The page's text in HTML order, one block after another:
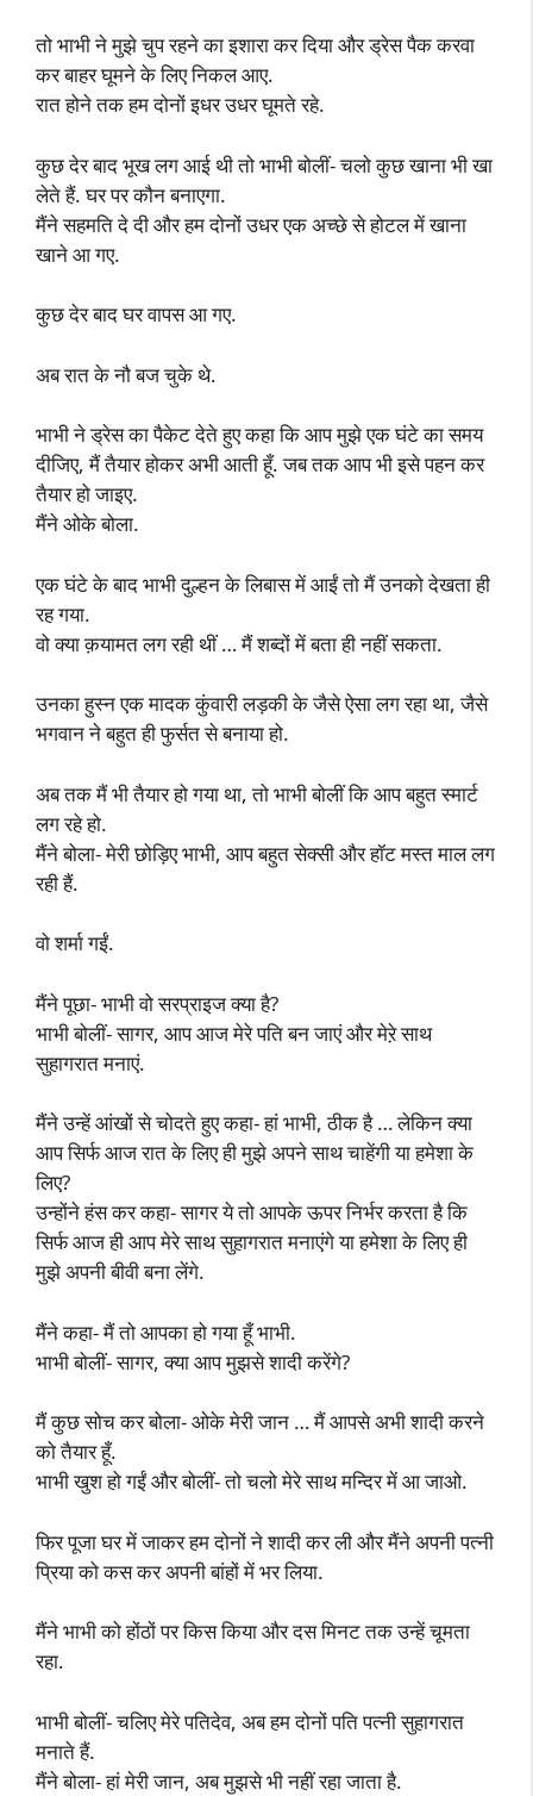
तो भाभी ने मुझे चुप रहने का इशारा कर दिया और ड्रेस पैक करवा
कर बाहर घूमने के लिए निकल आए.
रात होने तक हम दोनों इधर उधर घूमते रहे.
कुछ देर बाद भूख लग आई थी तो भाभी बोलीं- चलो कुछ खाना भी खा
लेते हैं. घर पर कौन बनाएगा.
मैंने सहमति दे दी और हम दोनों उधर एक अच्छे से होटल में खाना
खाने आ गए.
कुछ देर बाद घर वापस आ गए.
अब रात के नौ बज चुके थे.
भाभी ने ड्रेस का पैकेट देते हुए कहा कि आप मुझे एक घंटे का समय
दीजिए, मैं तैयार होकर अभी आती हूँ. जब तक आप भी इसे पहन कर
तैयार हो जाइए.
मैंने ओके बोला.
एक घंटे के बाद भाभी दुल्हन के लिबास में आईं तो मैं उनको देखता ही
रह गया.
वो क्या क़यामत लग रही थीं … मैं शब्दों में बता ही नहीं सकता.
उनका हुस्न एक मादक कुंवारी लड़की के जैसे ऐसा लग रहा था, जैसे
भगवान ने बहुत ही फुर्सत से बनाया हो.
अब तक मैं भी तैयार हो गया था, तो भाभी बोलीं कि आप बहुत स्मार्ट
लग रहे हो.
मैंने बोला- मेरी छोड़िए भाभी, आप बहुत सेक्सी और हॉट मस्त माल लग
रही हैं.
वो शर्मा गईं.
मैंने पूछा- भाभी वो सरप्राइज क्या है?
भाभी बोलीं- सागर, आप आज मेरे पति बन जाएं और मेऱे साथ
सुहागरात मनाएं.
मैंने उन्हें आंखों से चोदते हुए कहा- हां भाभी, ठीक है … लेकिन क्या
आप सिर्फ आज रात के लिए ही मुझे अपने साथ चाहेंगी या हमेशा के
लिए?
उन्होंने हंस कर कहा- सागर ये तो आपके ऊपर निर्भर करता है कि
सिर्फ आज ही आप मेरे साथ सुहागरात मनाएंगे या हमेशा के लिए ही
मुझे अपनी बीवी बना लेंगे.
मैंने कहा- मैं तो आपका हो गया हूँ भाभी.
भाभी बोलीं- सागर, क्या आप मुझसे शादी करेंगे?
मैं कुछ सोच कर बोला- ओके मेरी जान … मैं आपसे अभी शादी करने
को तैयार हूँ.
भाभी खुश हो गईं और बोलीं- तो चलो मेरे साथ मन्दिर में आ जाओ.
फिर पूजा घर में जाकर हम दोनों ने शादी कर ली और मैंने अपनी पत्नी
प्रिया को कस कर अपनी बांहों में भर लिया.
मैंने भाभी को होंठों पर किस किया और दस मिनट तक उन्हें चूमता
रहा.
भाभी बोलीं- चलिए मेरे पतिदेव, अब हम दोनों पति पत्नी सुहागरात
मनाते हैं.
मैंने बोला- हां मेरी जान, अब मुझसे भी नहीं रहा जाता है.